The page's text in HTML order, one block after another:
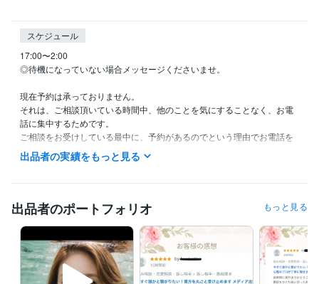
スケジュール
17:00〜2:00
◎待機になっていない場合メッセージくださいませ。
現在予約は承っておりません。
それは、ご相談頂いている時間中、他のことを気にすることなく、お電
話に集中するためです。
ご相談をお受けしている最中に、予約があるのでという理由でお電話を
お切りすることがないようにと
考えたものですので、ご理解頂けますよう、よろしくお願い致します(*˙˘
◎「待機中」になっている時は、メッセージ不要です。
【今すぐ電話する】をタップしてお電話くださいませ。
◎相談中の時は、メッセージ頂けましたら、お電話終わり次第ご連絡さ
せて頂きます。
経験職種
出品者の実績をもっと見る
出品者のポートフォリオ もっと見る